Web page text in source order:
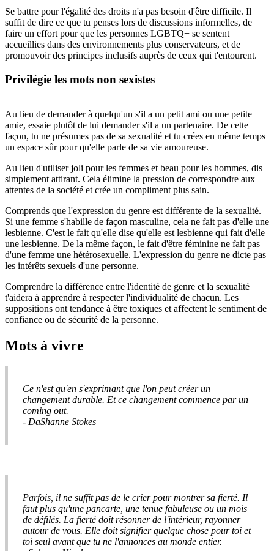
Se battre pour l'égalité des droits n'a pas besoin d'être difficile. Il
suffit de dire ce que tu penses lors de discussions informelles, de
faire un effort pour que les personnes LGBTQ+ se sentent
accueillies dans des environnements plus conservateurs, et de
promouvoir des principes inclusifs auprès de ceux qui t'entourent.
Privilégie les mots non sexistes
Au lieu de demander à quelqu'un s'il a un petit ami ou une petite
amie, essaie plutôt de lui demander s'il a un partenaire. De cette
façon, tu ne présumes pas de sa sexualité et tu crées en même temps
un espace sûr pour qu'elle parle de sa vie amoureuse.
Au lieu d'utiliser joli pour les femmes et beau pour les hommes, dis
simplement attirant. Cela élimine la pression de correspondre aux
attentes de la société et crée un compliment plus sain.
Comprends que l'expression du genre est différente de la sexualité.
Si une femme s'habille de façon masculine, cela ne fait pas d'elle une
lesbienne. C'est le fait qu'elle dise qu'elle est lesbienne qui fait d'elle
une lesbienne. De la même façon, le fait d'être féminine ne fait pas
d'une femme une hétérosexuelle. L'expression du genre ne dicte pas
les intérêts sexuels d'une personne.
Comprendre la différence entre l'identité de genre et la sexualité
t'aidera à apprendre à respecter l'individualité de chacun. Les
suppositions ont tendance à être toxiques et affectent le sentiment de
confiance ou de sécurité de la personne.
Mots à vivre
Ce n'est qu'en s'exprimant que l'on peut créer un
changement durable. Et ce changement commence par un
coming out.
- DaShanne Stokes
Parfois, il ne suffit pas de le crier pour montrer sa fierté. Il
faut plus qu'une pancarte, une tenue fabuleuse ou un mois
de défilés. La fierté doit résonner de l'intérieur, rayonner
autour de vous. Elle doit signifier quelque chose pour toi et
toi seul avant que tu ne l'annonces au monde entier.